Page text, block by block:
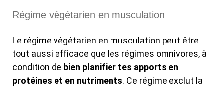
Régime végétarien en musculation
Le régime végétarien en musculation peut être
tout aussi efficace que les régimes omnivores, à
condition de bien planifier tes apports en
protéines et en nutriments. Ce régime exclut la